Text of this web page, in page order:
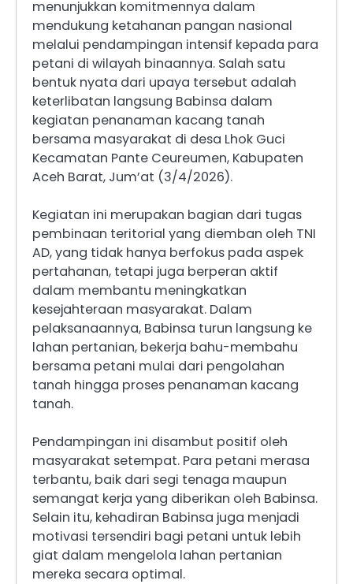
menunjukkan komitmennya dalam
mendukung ketahanan pangan nasional
melalui pendampingan intensif kepada para
petani di wilayah binaannya. Salah satu
bentuk nyata dari upaya tersebut adalah
keterlibatan langsung Babinsa dalam
kegiatan penanaman kacang tanah
bersama masyarakat di desa Lhok Guci
Kecamatan Pante Ceureumen, Kabupaten
Aceh Barat, Jum’at (3/4/2026).
Kegiatan ini merupakan bagian dari tugas
pembinaan teritorial yang diemban oleh TNI
AD, yang tidak hanya berfokus pada aspek
pertahanan, tetapi juga berperan aktif
dalam membantu meningkatkan
kesejahteraan masyarakat. Dalam
pelaksanaannya, Babinsa turun langsung ke
lahan pertanian, bekerja bahu-membahu
bersama petani mulai dari pengolahan
tanah hingga proses penanaman kacang
tanah.
Pendampingan ini disambut positif oleh
masyarakat setempat. Para petani merasa
terbantu, baik dari segi tenaga maupun
semangat kerja yang diberikan oleh Babinsa.
Selain itu, kehadiran Babinsa juga menjadi
motivasi tersendiri bagi petani untuk lebih
giat dalam mengelola lahan pertanian
mereka secara optimal.